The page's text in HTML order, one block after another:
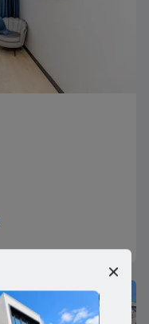
Hot